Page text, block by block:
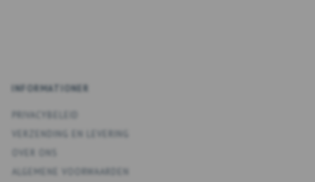
INFORMATIONER
ALGEMENE VOORWAARDEN